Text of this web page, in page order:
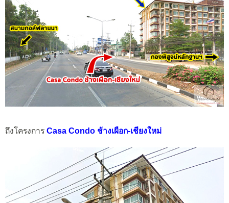
ถึงโครงการ Casa Condo ช้างเผือก-เชียงใหม่